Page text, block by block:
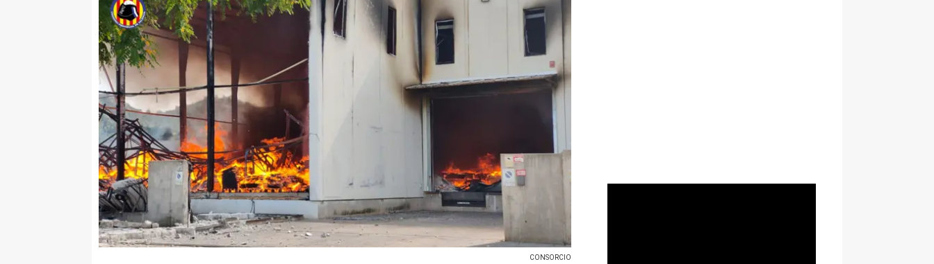
CONSORCIO